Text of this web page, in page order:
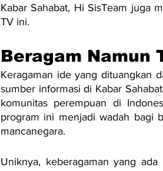
Kabar Sahabat, Hi SisTeam juga
TV ini.
Beragam Namun
Keragaman ide yang dituangkan
sumber informasi di Kabar
komunitas perempuan di
program ini menjadi wadah bagi
mancanegara.
Uniknya, keberagaman yang